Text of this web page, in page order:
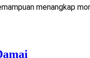
menangkap